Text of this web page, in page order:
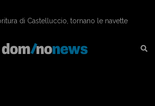
di Castelluccio, tornano le navette